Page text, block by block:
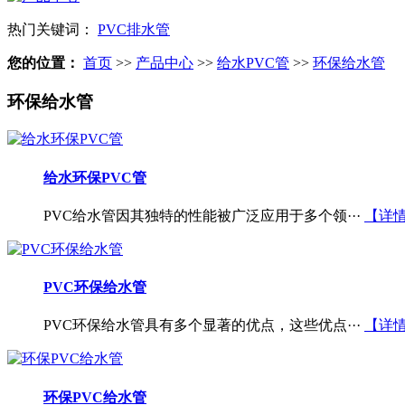
热门关键词： PVC排水管
您的位置： 首页 >> 产品中心 >> 给水PVC管 >> 环保给水管
环保给水管
给水环保PVC管
PVC给水管因其独特的性能被广泛应用于多个领··· 【详
PVC环保给水管
PVC环保给水管具有多个显著的优点，这些优点··· 【详
环保PVC给水管